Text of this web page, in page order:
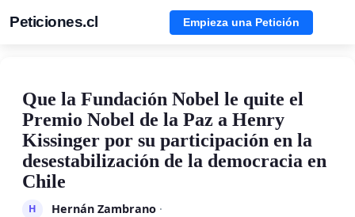
Peticiones.cl Empieza una Petición
Que la Fundación Nobel le quite el
Premio Nobel de la Paz a Henry
Kissinger por su participación en la
desestabilización de la democracia en
Chile
H Hernán Zambrano·